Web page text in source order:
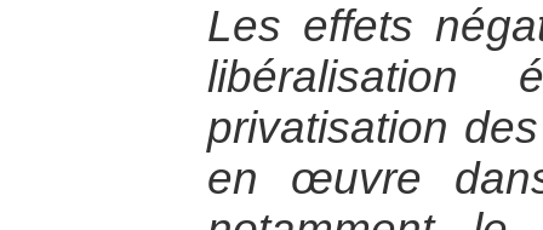
Les effets
libéralisation
privatisation
en œuvre